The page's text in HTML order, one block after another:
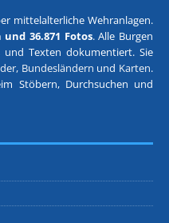
mittelalterliche Wehranlagen.
und 36.871 Fotos. Alle Burgen
Texten dokumentiert. Sie
Bundesländern und Karten.
Stöbern, Durchsuchen und